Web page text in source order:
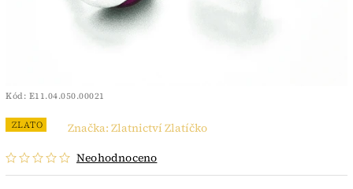
Kód: E11.04.050.00021
ZLATO
Neohodnoceno
Značka: Zlatnictví Zlatíčko